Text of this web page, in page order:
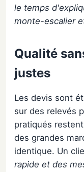
le temps
monte-escalier
Qualité
justes
Les devis sont
sur des relevés
pratiqués
des grandes
identique. Un
rapide et des